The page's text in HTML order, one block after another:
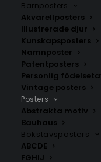
Barnposters
Akvarellposters
Illustrerade djur
Kunskapsposters
Namnposter
Patentposters
Personlig
Vintage posters
Posters
Abstrakta motiv
Bauhaus
Bokstavsposters
ABCDE
FGHIJ
Blooming hosta
Ohara Koson
Fr.99.00 kr